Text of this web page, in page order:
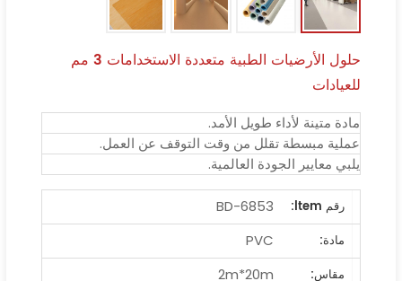
حلول الأرضيات الطبية متعددة الاستخدامات 3 مم
للعيادات
مادة متينة لأداء طويل الأمد.
عملية مبسطة تقلل من وقت التوقف عن العمل.
يلبي معايير الجودة العالمية.
رقم ltem:
BD-6853
مادة:
PVC
مقاس:
2m*20m